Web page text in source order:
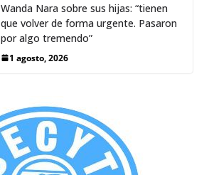
Wanda Nara sobre sus hijas: “tienen
que volver de forma urgente. Pasaron
por algo tremendo”
1 agosto, 2026